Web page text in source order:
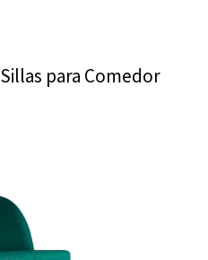
Sillas para Comedor